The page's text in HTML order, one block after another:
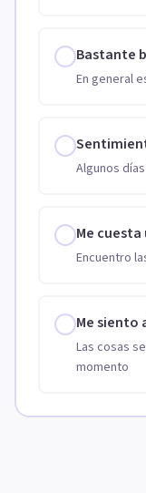
Bastante
En general
Algunos
Me
Encuentro
Me siento
Las cosas
momento